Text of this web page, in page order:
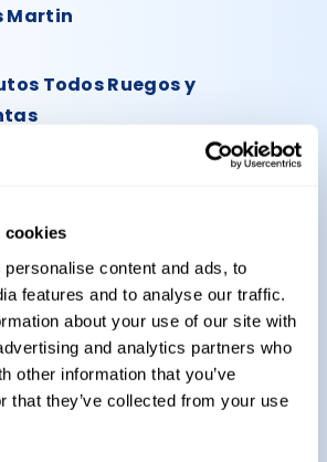
cookies
content and ads, to
features and to analyse our traffic.
about your use of our site with
and analytics partners who
other information that you’ve
that they’ve collected from your use
Martin
Todos Ruegos y
del Webinar:
con las diferentes normativas y
y objetivos comunes.
de mercado para la gestión del